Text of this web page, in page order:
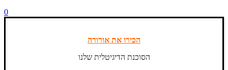
0
הכירו את אורורה
הסוכנת הדיגיטלית שלנו